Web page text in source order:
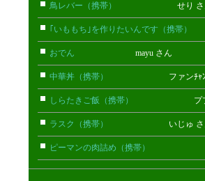
鳥レバー（携帯） せり さ
｢いももち｣を作りたいんです（携帯）
おでん mayu さん
中華丼（携帯） ファンﾁｬﾝ
しらたきご飯（携帯） プププ
ラスク（携帯） いじゅ さ
ピーマンの肉詰め（携帯）